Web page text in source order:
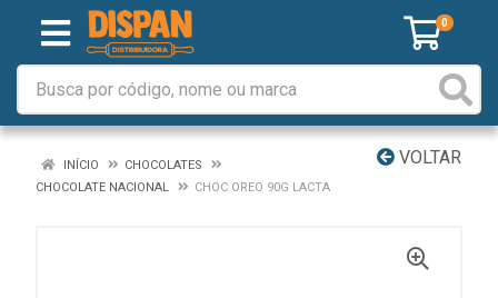
0
VOLTAR
INÍCIO
CHOCOLATES
CHOCOLATE NACIONAL
CHOC OREO 90G LACTA